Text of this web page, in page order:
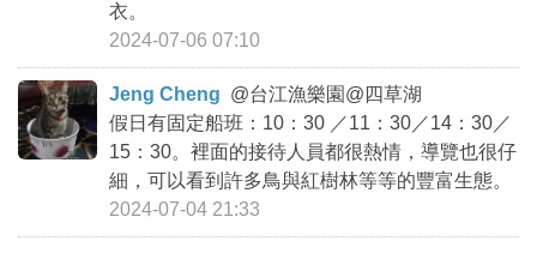
衣。
2024-07-06 07:10
Jeng Cheng @台江漁樂園@四草湖
假日有固定船班：10：30 ／11：30／14：30／
15：30。裡面的接待人員都很熱情，導覽也很仔
細，可以看到許多鳥與紅樹林等等的豐富生態。
2024-07-04 21:33